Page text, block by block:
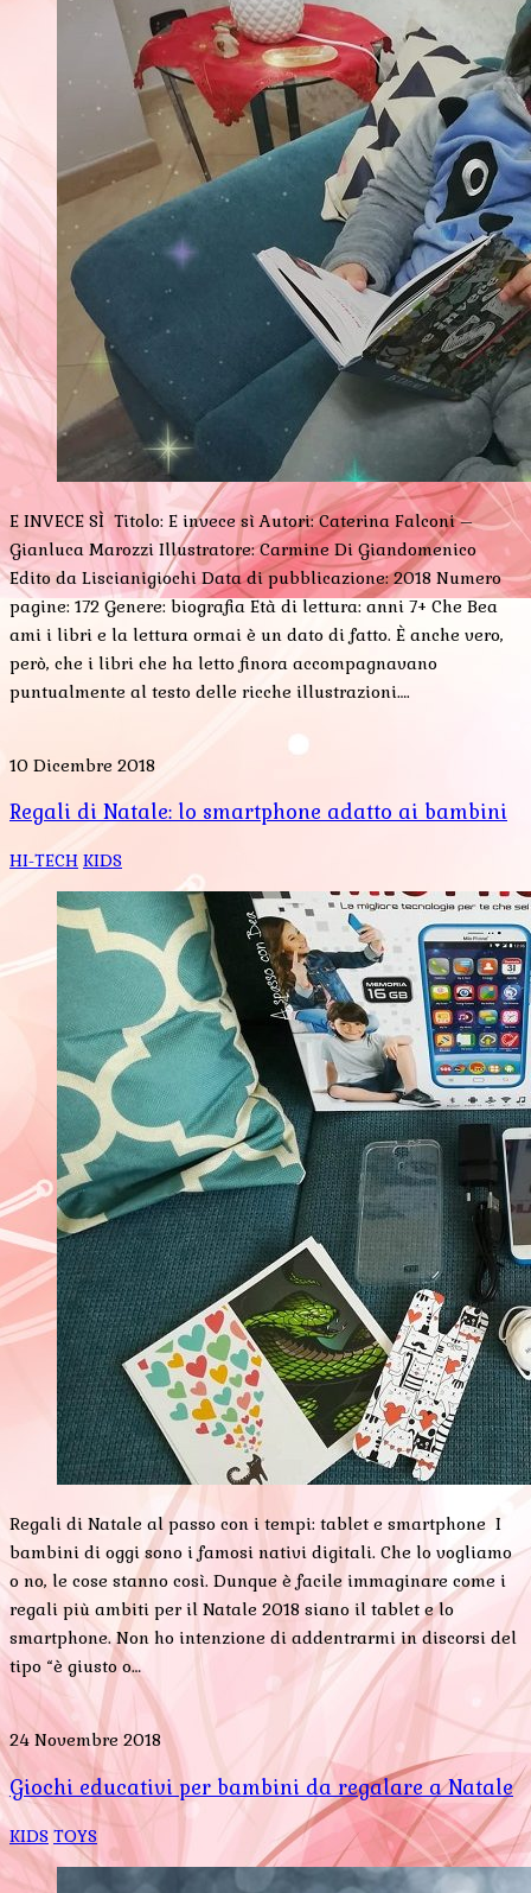
E INVECE SÌ Titolo: E invece sì Autori: Caterina Falconi –
Gianluca Marozzi Illustratore: Carmine Di Giandomenico
Edito da Liscianigiochi Data di pubblicazione: 2018 Numero
pagine: 172 Genere: biografia Età di lettura: anni 7+ Che Bea
ami i libri e la lettura ormai è un dato di fatto. È anche vero,
però, che i libri che ha letto finora accompagnavano
puntualmente al testo delle ricche illustrazioni….
10 Dicembre 2018
Regali di Natale: lo smartphone adatto ai bambini
HI-TECH KIDS
Regali di Natale al passo con i tempi: tablet e smartphone I
bambini di oggi sono i famosi nativi digitali. Che lo vogliamo
o no, le cose stanno così. Dunque è facile immaginare come i
regali più ambiti per il Natale 2018 siano il tablet e lo
smartphone. Non ho intenzione di addentrarmi in discorsi del
tipo “è giusto o…
24 Novembre 2018
Giochi educativi per bambini da regalare a Natale
KIDS TOYS